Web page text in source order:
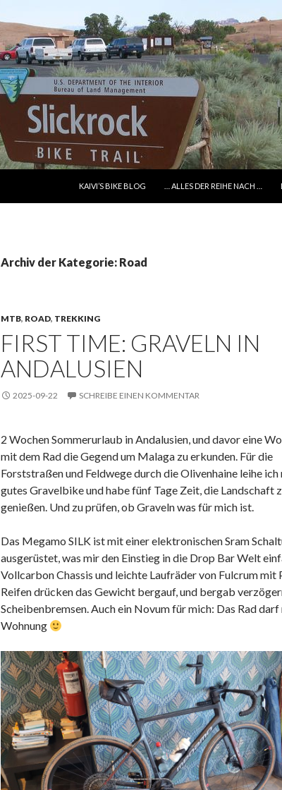
KAIVI’S BIKE BLOG
… ALLES DER REIHE NACH …
Archiv der Kategorie: Road
MTB, ROAD, TREKKING
FIRST TIME: GRAVELN IN
ANDALUSIEN
2025-09-22 SCHREIBE EINEN KOMMENTAR
2 Wochen Sommerurlaub in Andalusien, und davor eine
mit dem Rad die Gegend um Malaga zu erkunden. Für die
Forststraßen und Feldwege durch die Olivenhaine leihe ich
gutes Gravelbike und habe fünf Tage Zeit, die Landschaft
genießen. Und zu prüfen, ob Graveln was für mich ist.
Das Megamo SILK ist mit einer elektronischen Sram
ausgerüstet, was mir den Einstieg in die Drop Bar Welt
Vollcarbon Chassis und leichte Laufräder von Fulcrum mit
Reifen drücken das Gewicht bergauf, und bergab
Scheibenbremsen. Auch ein Novum für mich: Das Rad
Wohnung